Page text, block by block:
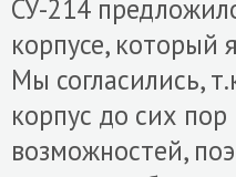
СУ-214
корпусе, который
Мы согласились,
корпус до сих
возможностей,